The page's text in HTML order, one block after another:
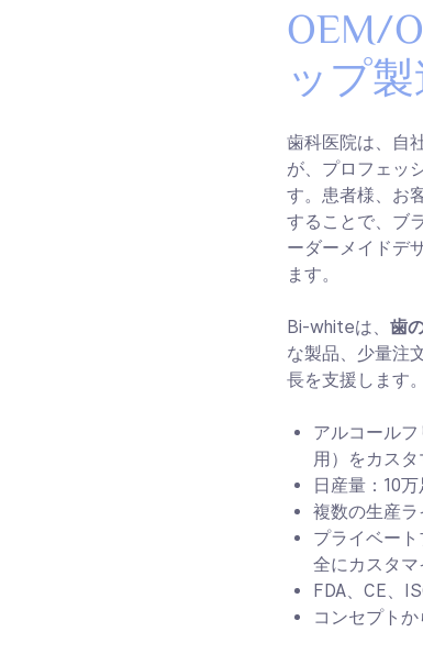
OEM/
ップ
歯科医院は、自
が、プロフェッ
す。患者様、お
することで、ブ
ーダーメイドデ
ます。
Bi-whiteは、歯
な製品、少量注
長を支援します。
アルコール
用）をカス
日産量：10
複数の生産ラ
プライベー
全にカスタ
FDA、CE、
コンセプト